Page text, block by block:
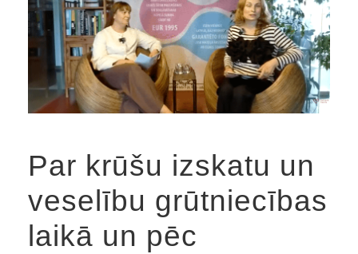
Par krūšu izskatu un
veselību grūtniecības
laikā un pēc